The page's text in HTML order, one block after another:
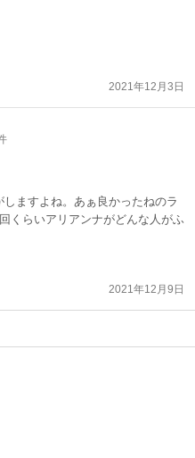
2021年12月3日
ますよね。あぁ良かったねのラ
くらいアリアンナがどんな人がふ
2021年12月9日